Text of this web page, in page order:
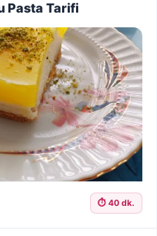
Pasta Tarifi
⏱️ 40 dk.